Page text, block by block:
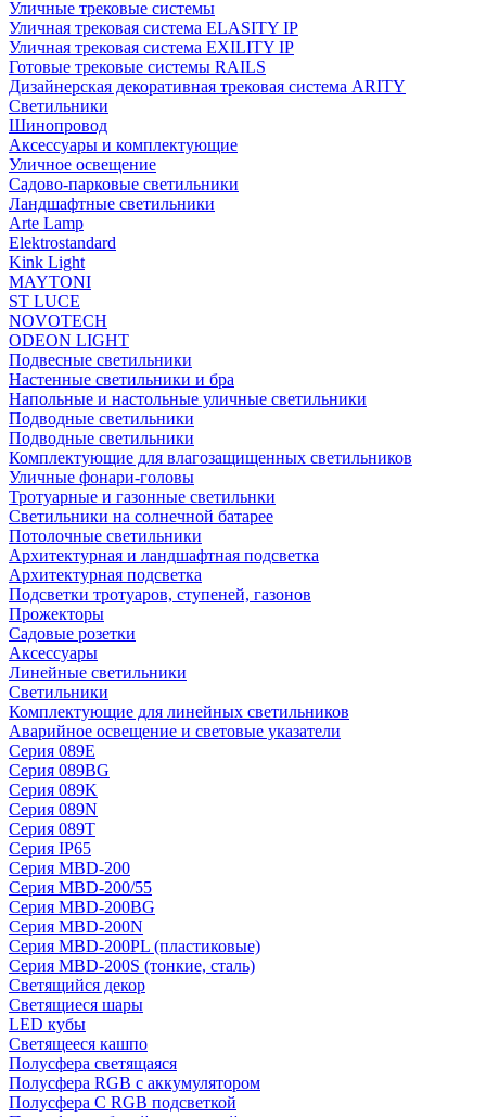
Уличные трековые системы
Уличная трековая система ELASITY IP
Уличная трековая система EXILITY IP
Готовые трековые системы RAILS
Дизайнерская декоративная трековая система ARITY
Светильники
Шинопровод
Аксессуары и комплектующие
Уличное освещение
Садово-парковые светильники
Ландшафтные светильники
Arte Lamp
Elektrostandard
Kink Light
MAYTONI
ST LUCE
NOVOTECH
ODEON LIGHT
Подвесные светильники
Настенные светильники и бра
Напольные и настольные уличные светильники
Подводные светильники
Подводные светильники
Комплектующие для влагозащищенных светильников
Уличные фонари-головы
Тротуарные и газонные светильнки
Светильники на солнечной батарее
Потолочные светильники
Архитектурная и ландшафтная подсветка
Архитектурная подсветка
Подсветки тротуаров, ступеней, газонов
Прожекторы
Садовые розетки
Аксессуары
Линейные светильники
Светильники
Комплектующие для линейных светильников
Аварийное освещение и световые указатели
Серия 089E
Серия 089BG
Серия 089K
Серия 089N
Серия 089T
Серия IP65
Серия MBD-200
Серия MBD-200/55
Серия MBD-200BG
Серия MBD-200N
Серия MBD-200PL (пластиковые)
Серия MBD-200S (тонкие, сталь)
Светящийся декор
Светящиеся шары
LED кубы
Светящееся кашпо
Полусфера светящаяся
Полусфера RGB с аккумулятором
Полусфера С RGB подсветкой